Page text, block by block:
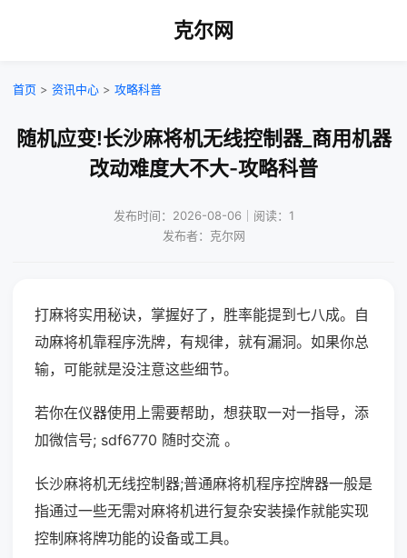
克尔网
首页 > 资讯中心 > 攻略科普
随机应变!长沙麻将机无线控制器_商用机器
改动难度大不大-攻略科普
发布时间：2026-08-06｜阅读：1
发布者：克尔网
打麻将实用秘诀，掌握好了，胜率能提到七八成。自
动麻将机靠程序洗牌，有规律，就有漏洞。如果你总
输，可能就是没注意这些细节。
若你在仪器使用上需要帮助，想获取一对一指导，添
加微信号; sdf6770 随时交流 。
长沙麻将机无线控制器;普通麻将机程序控牌器一般是
指通过一些无需对麻将机进行复杂安装操作就能实现
控制麻将牌功能的设备或工具。